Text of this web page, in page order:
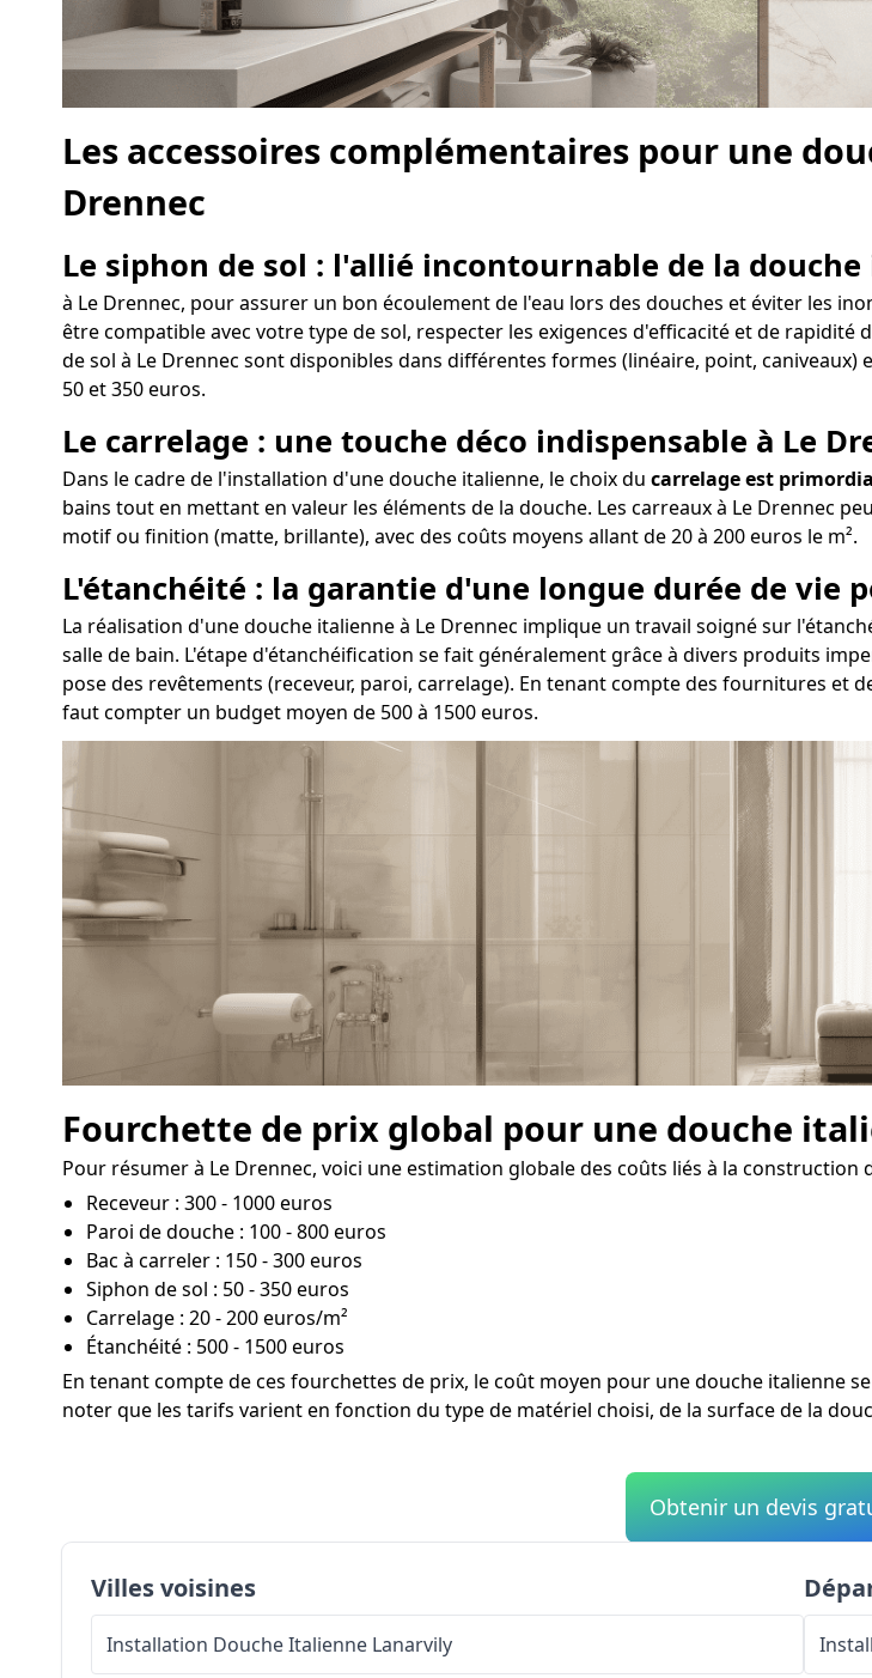
Les accessoires complémentaires pour une
Drennec
Le siphon de sol : l'allié incontournable de la
à Le Drennec, pour assurer un bon écoulement de l'eau lors des douches et éviter les
être compatible avec votre type de sol, respecter les exigences d'efficacité et de
de sol à Le Drennec sont disponibles dans différentes formes (linéaire, point,
50 et 350 euros.
Le carrelage : une touche déco indispensable à Le
Dans le cadre de l'installation d'une douche italienne, le choix du carrelage est
bains tout en mettant en valeur les éléments de la douche. Les carreaux à Le Drennec
motif ou finition (matte, brillante), avec des coûts moyens allant de 20 à 200 euros le m².
L'étanchéité : la garantie d'une longue durée de vie
La réalisation d'une douche italienne à Le Drennec implique un travail soigné sur
salle de bain. L'étape d'étanchéification se fait généralement grâce à divers produits
pose des revêtements (receveur, paroi, carrelage). En tenant compte des fournitures et
faut compter un budget moyen de 500 à 1500 euros.
Fourchette de prix global pour une douche
Pour résumer à Le Drennec, voici une estimation globale des coûts liés à la construction
Receveur : 300 - 1000 euros
Paroi de douche : 100 - 800 euros
Bac à carreler : 150 - 300 euros
Siphon de sol : 50 - 350 euros
Carrelage : 20 - 200 euros/m²
Étanchéité : 500 - 1500 euros
En tenant compte de ces fourchettes de prix, le coût moyen pour une douche italienne
noter que les tarifs varient en fonction du type de matériel choisi, de la surface de la
Obtenir un devis
Villes voisines
Installation Douche Italienne Lanarvily